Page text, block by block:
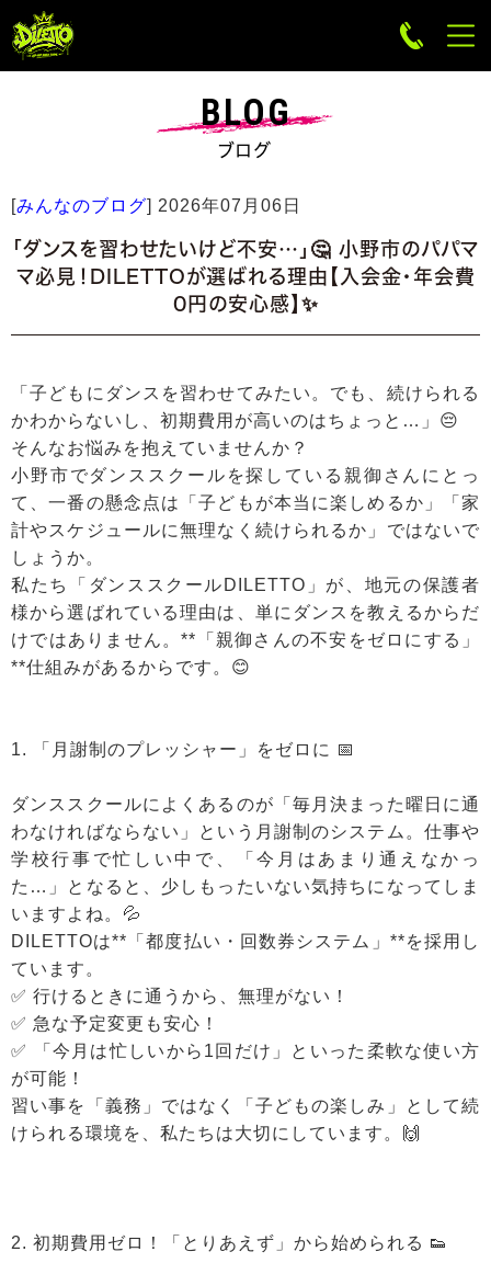
BLOG
ブログ
[みんなのブログ] 2026年07月06日
「ダンスを習わせたいけど不安…」🤔 小野市のパパマ
マ必見！DILETTOが選ばれる理由【入会金・年会費
0円の安心感】✨
「子どもにダンスを習わせてみたい。でも、続けられる
かわからないし、初期費用が高いのはちょっと…」😔
そんなお悩みを抱えていませんか？
小野市でダンススクールを探している親御さんにとっ
て、一番の懸念点は「子どもが本当に楽しめるか」「家
計やスケジュールに無理なく続けられるか」ではないで
しょうか。
私たち「ダンススクールDILETTO」が、地元の保護者
様から選ばれている理由は、単にダンスを教えるからだ
けではありません。**「親御さんの不安をゼロにする」
**仕組みがあるからです。😊
1. 「月謝制のプレッシャー」をゼロに 📅
ダンススクールによくあるのが「毎月決まった曜日に通
わなければならない」という月謝制のシステム。仕事や
学校行事で忙しい中で、「今月はあまり通えなかっ
た…」となると、少しもったいない気持ちになってしま
いますよね。💦
DILETTOは**「都度払い・回数券システム」**を採用し
ています。
✅ 行けるときに通うから、無理がない！
✅ 急な予定変更も安心！
✅ 「今月は忙しいから1回だけ」といった柔軟な使い方
が可能！
習い事を「義務」ではなく「子どもの楽しみ」として続
けられる環境を、私たちは大切にしています。🙌
2. 初期費用ゼロ！「とりあえず」から始められる 👟